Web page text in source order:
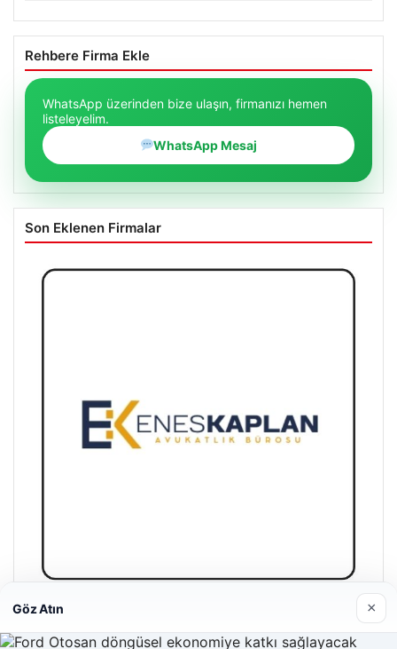
Rehbere Firma Ekle
WhatsApp üzerinden bize ulaşın, firmanızı hemen
listeleyelim.
WhatsApp Mesaj
Son Eklenen Firmalar
Enes Kaplan Avukatlık Bürosu
28/04/2026
Göz Atın ×